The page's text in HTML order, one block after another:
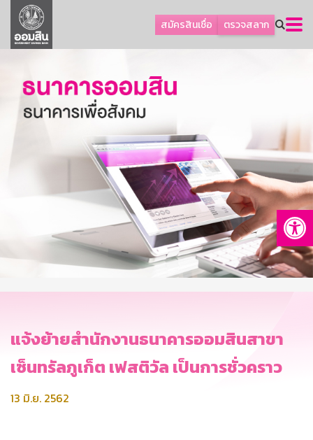
สมัครสินเชื่อ ตรวจสลาก
ลูกค้าธุรกิจ
ลูกค้าผู้ประกอบรายย่อย
ออมเพื่อสุข
เกี่ยวกับธนาคาร
การพัฒนาที่ยั่งยืน
บริการทางการเงิน
ติดต่อเรา
บริการออนไลน์
TH
EN
แจ้งย้ายสำนักงานธนาคารออมสินสาขา
เซ็นทรัลภูเก็ต เฟสติวัล เป็นการชั่วคราว
13 มิ.ย. 2562